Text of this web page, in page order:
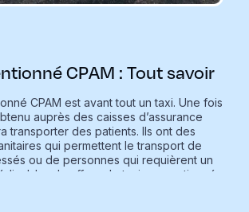
CPAM : Tout savoir
CPAM est avant tout un taxi. Une fois
auprès des caisses d’assurance
transporter des patients. Ils ont des
qui permettent le transport de
ou de personnes qui requièrent un
Le chauffeur de taxi conventionné